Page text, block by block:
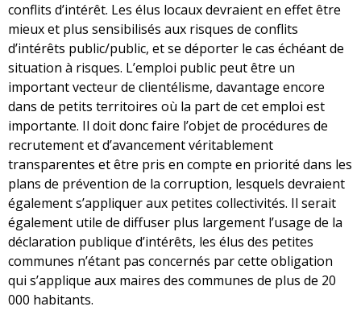
conflits d’intérêt. Les élus locaux devraient en effet être
mieux et plus sensibilisés aux risques de conflits
d’intérêts public/public, et se déporter le cas échéant de
situation à risques. L’emploi public peut être un
important vecteur de clientélisme, davantage encore
dans de petits territoires où la part de cet emploi est
importante. Il doit donc faire l’objet de procédures de
recrutement et d’avancement véritablement
transparentes et être pris en compte en priorité dans les
plans de prévention de la corruption, lesquels devraient
également s’appliquer aux petites collectivités. Il serait
également utile de diffuser plus largement l’usage de la
déclaration publique d’intérêts, les élus des petites
communes n’étant pas concernés par cette obligation
qui s’applique aux maires des communes de plus de 20
000 habitants.